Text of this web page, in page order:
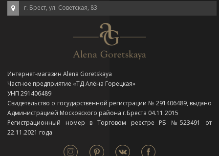
г. Брест, ул. Советская, 83
Интернет-магазин Alena Goretskaya
Частное предприятие «ТД Алёна Горецкая»
УНП 291406489
Свидетельство о государственной регистрации № 291406489, выдано
Администрацией Московского района г.Бреста 04.11.2015
Регистрационный номер в Торговом реестре РБ №523491 от
22.11.2021 года